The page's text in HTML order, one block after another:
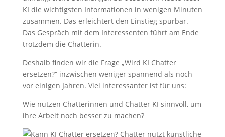
KI die wichtigsten Informationen in wenigen Minuten
zusammen. Das erleichtert den Einstieg spürbar.
Das Gespräch mit dem Interessenten führt am Ende
trotzdem die Chatterin.
Deshalb finden wir die Frage „Wird KI Chatter
ersetzen?“ inzwischen weniger spannend als noch
vor einigen Jahren. Viel interessanter ist für uns:
Wie nutzen Chatterinnen und Chatter KI sinnvoll, um
ihre Arbeit noch besser zu machen?